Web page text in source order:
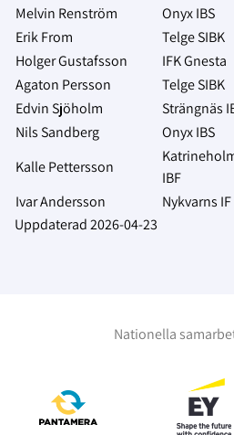
Melvin Renström
Onyx IBS
Erik From
Telge SIBK
Holger Gustafsson
IFK Gnesta
Agaton Persson
Telge SIBK
Edvin Sjöholm
Strängnäs
Nils Sandberg
Onyx IBS
Kalle Pettersson
IBF
Ivar Andersson
Nykvarns IF
Uppdaterad 2026-04-23
Nationella